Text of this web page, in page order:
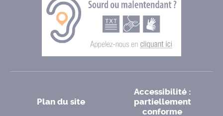
Plan du site
Accessibilité :
partiellement
conforme